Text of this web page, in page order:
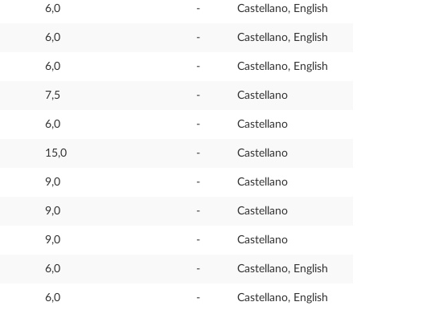
6,0 - Castellano, English
6,0 - Castellano, English
6,0 - Castellano, English
7,5 - Castellano
6,0 - Castellano
15,0 - Castellano
9,0 - Castellano
9,0 - Castellano
9,0 - Castellano
6,0 - Castellano, English
6,0 - Castellano, English